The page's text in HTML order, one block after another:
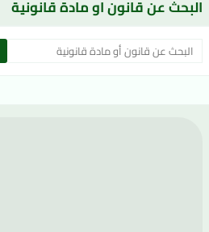
البحث عن قانون او مادة قانونية